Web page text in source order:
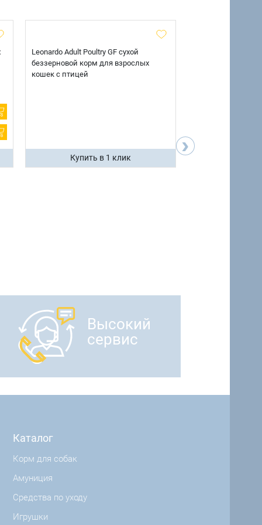
Leonardo Adult Poultry GF сухой
беззерновой корм для взрослых
кошек с птицей
Купить в 1 клик ›
Высокий
сервис
Каталог
Корм для собак
Амуниция
Средства по уходу
Игрушки